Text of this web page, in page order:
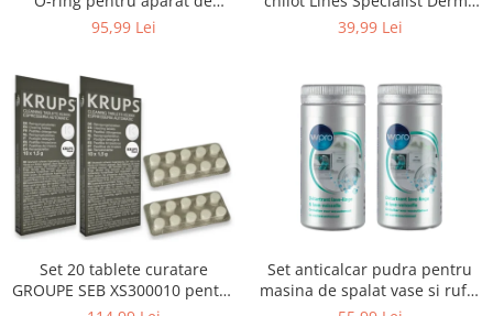
Wearable & Gadgeturi
Accesorii si piese masini spalat
rufe si uscatoare
Accesorii si piese masini spalat
vase
Aparate Frigorifice
Aparate Racire Aer
Aragaze si cuptoare cu microunde
Climatizare & sisteme de incalzire
Electrocasnice pentru Bucatarie
spalat cu presiune, KARCHER
95,99 Lei
Protection Extra, 7 picaturi,
39,99 Lei
Set 20 tablete curatare
GROUPE SEB XS300010 pentru
espressoare Krups (2x10
Set anticalcar pudra pentru
masina de spalat vase si rufe,
WPRO 484000008416, 2 x 250g